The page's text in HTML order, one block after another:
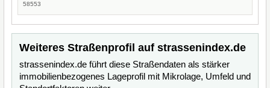
58553
Weiteres Straßenprofil auf strassenindex.de
strassenindex.de führt diese Straßendaten als stärker
immobilienbezogenes Lageprofil mit Mikrolage, Umfeld und